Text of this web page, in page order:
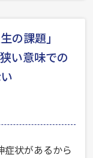
の課題」
い意味での
症状があるから